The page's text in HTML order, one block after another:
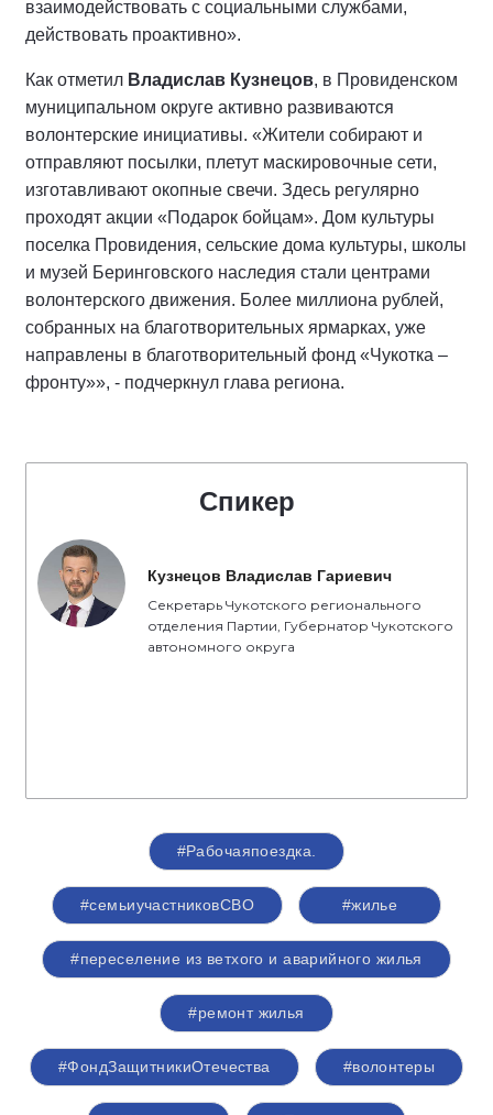
взаимодействовать с социальными службами,
действовать проактивно».
Как отметил Владислав Кузнецов, в Провиденском
муниципальном округе активно развиваются
волонтерские инициативы. «Жители собирают и
отправляют посылки, плетут маскировочные сети,
изготавливают окопные свечи. Здесь регулярно
проходят акции «Подарок бойцам». Дом культуры
поселка Провидения, сельские дома культуры, школы
и музей Беринговского наследия стали центрами
волонтерского движения. Более миллиона рублей,
собранных на благотворительных ярмарках, уже
направлены в благотворительный фонд «Чукотка –
фронту»», - подчеркнул глава региона.
Спикер
Кузнецов Владислав Гариевич
Секретарь Чукотского регионального
отделения Партии, Губернатор Чукотского
автономного округа
#Рабочаяпоездка.
#семьиучастниковСВО #жилье
#переселение из ветхого и аварийного жилья
#ремонт жилья
#ФондЗащитникиОтечества #волонтеры